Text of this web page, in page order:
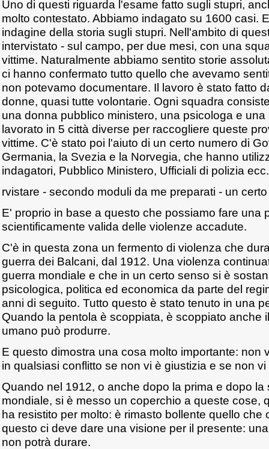
Uno di questi riguarda l'esame fatto sugli stupri,
molto contestato. Abbiamo indagato su 1600 casi.
indagine della storia sugli stupri. Nell'ambito di
intervistato - sul campo, per due mesi, con una
vittime. Naturalmente abbiamo sentito storie
ci hanno confermato tutto quello che avevamo
non potevamo documentare. Il lavoro è stato fatto
donne, quasi tutte volontarie. Ogni squadra
una donna pubblico ministero, una psicologa e
lavorato in 5 città diverse per raccogliere queste
vittime. C'è stato poi l'aiuto di un certo numero di
Germania, la Svezia e la Norvegia, che hanno
indagatori, Pubblico Ministero, Ufficiali di polizia
rvistare - secondo moduli da me preparati - un
E' proprio in base a questo che possiamo fare una
scientificamente valida delle violenze accadute.
C'è in questa zona un fermento di violenza che
guerra dei Balcani, dal 1912. Una violenza
guerra mondiale e che in un certo senso si è
psicologica, politica ed economica da parte del
anni di seguito. Tutto questo è stato tenuto in una
Quando la pentola è scoppiata, è scoppiato anche
umano può produrre.
E questo dimostra una cosa molto importante: non
in qualsiasi conflitto se non vi è giustizia e se non vi
Quando nel 1912, o anche dopo la prima e dopo la
mondiale, si è messo un coperchio a queste cose,
ha resistito per molto: è rimasto bollente quello che
questo ci deve dare una visione per il presente:
non potrà durare.